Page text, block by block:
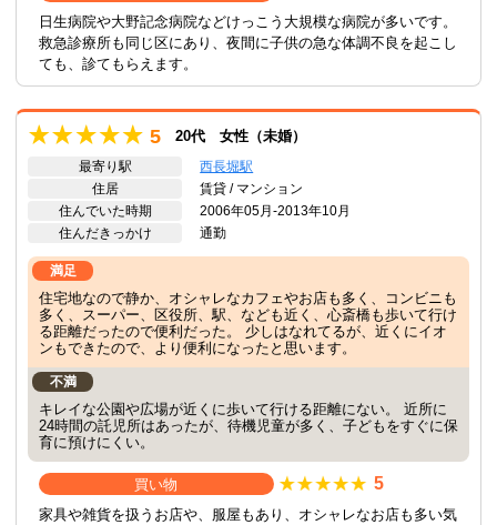
日生病院や大野記念病院などけっこう大規模な病院が多いです。
救急診療所も同じ区にあり、夜間に子供の急な体調不良を起こし
ても、診てもらえます。
5 20代 女性（未婚）
最寄り駅
西長堀駅
住居
賃貸 / マンション
住んでいた時期
2006年05月-2013年10月
住んだきっかけ
通勤
満足
住宅地なので静か、オシャレなカフェやお店も多く、コンビニも
多く、スーパー、区役所、駅、なども近く、心斎橋も歩いて行け
る距離だったので便利だった。 少しはなれてるが、近くにイオ
ンもできたので、より便利になったと思います。
不満
キレイな公園や広場が近くに歩いて行ける距離にない。 近所に
24時間の託児所はあったが、待機児童が多く、子どもをすぐに保
育に預けにくい。
買い物 5
家具や雑貨を扱うお店や、服屋もあり、オシャレなお店も多い気